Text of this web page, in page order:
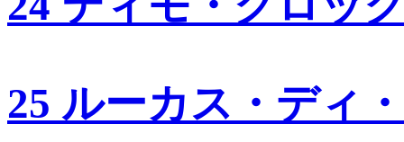
25 ルーカス・ディ